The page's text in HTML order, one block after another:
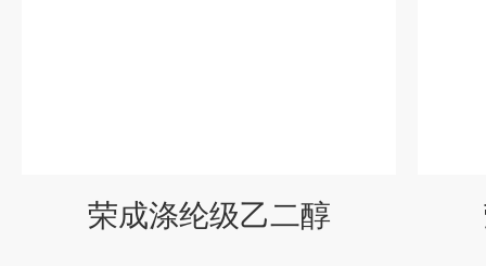
荣成涤纶级乙二醇